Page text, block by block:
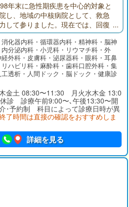
年末に急性期疾患を中心的対象と
し、地域の中核病院として、救急
して参りました。現在では、回復
地域包括ケア病棟を備え、在宅医
化器内科・循環器内科・精神科・脳神
分泌内科・小児科・リウマチ科・外
外科・皮膚科・泌尿器科・眼科・耳鼻
ハビリ科・麻酔科・歯科口腔外科・集
透析・人間ドック・脳ドック・健康診
金土 08:30〜11:30 月火水木金 13:0
診 診療午前9:00〜､午後13:30〜開
･予約制 科目によって診療日時が異
了時間は直接の確認をおすすめしま
詳細を見る